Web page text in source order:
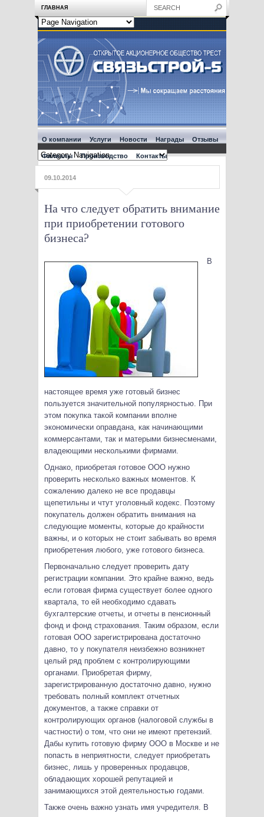
ГЛАВНАЯ
О компании Услуги Новости Награды Отзывы
Филиалы Производство Контакты
09.10.2014
На что следует обратить внимание
при приобретении готового
бизнеса?
В
настоящее время уже готовый бизнес
пользуется значительной популярностью. При
этом покупка такой компании вполне
экономически оправдана, как начинающими
коммерсантами, так и матерыми бизнесменами,
владеющими несколькими фирмами.
Однако, приобретая готовое ООО нужно
проверить несколько важных моментов. К
сожалению далеко не все продавцы
щепетильны и чтут уголовный кодекс. Поэтому
покупатель должен обратить внимания на
следующие моменты, которые до крайности
важны, и о которых не стоит забывать во время
приобретения любого, уже готового бизнеса.
Первоначально следует проверить дату
регистрации компании. Это крайне важно, ведь
если готовая фирма существует более одного
квартала, то ей необходимо сдавать
бухгалтерские отчеты, и отчеты в пенсионный
фонд и фонд страхования. Таким образом, если
готовая ООО зарегистрирована достаточно
давно, то у покупателя неизбежно возникнет
целый ряд проблем с контролирующими
органами. Приобретая фирму,
зарегистрированную достаточно давно, нужно
требовать полный комплект отчетных
документов, а также справки от
контролирующих органов (налоговой службы в
частности) о том, что они не имеют претензий.
Дабы купить готовую фирму ООО в Москве и не
попасть в неприятности, следует приобретать
бизнес, лишь у проверенных продавцов,
обладающих хорошей репутацией и
занимающихся этой деятельностью годами.
Также очень важно узнать имя учредителя. В